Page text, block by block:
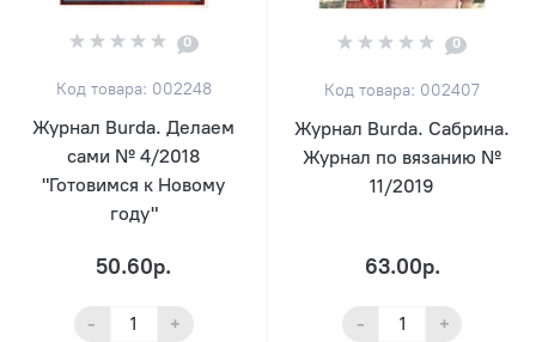
0
Код товара: 002248
Журнал Burda. Делаем
сами № 4/2018
"Готовимся к Новому
году"
50.60р.
- +
0
Код товара: 002407
Журнал Burda. Сабрина.
Журнал по вязанию №
11/2019
63.00р.
- +